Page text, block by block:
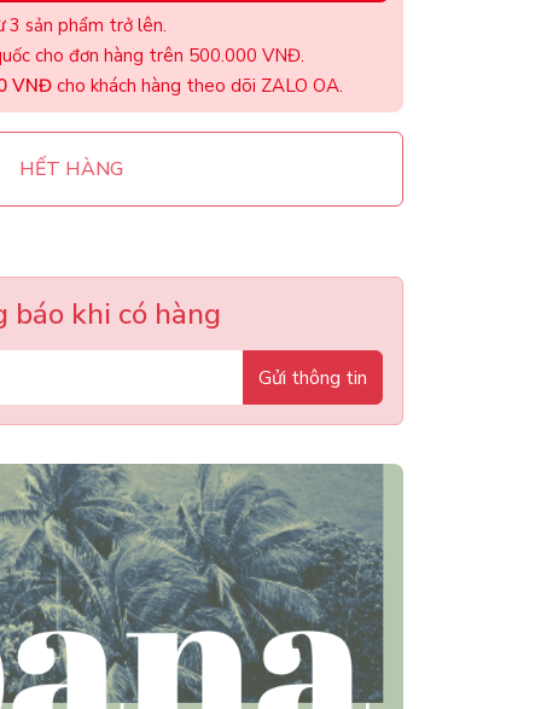
3 sản phẩm trở lên.
cho đơn hàng trên 500.000 VNĐ.
VNĐ cho khách hàng theo dõi ZALO OA.
HẾT HÀNG
báo khi có hàng
Gửi thông tin